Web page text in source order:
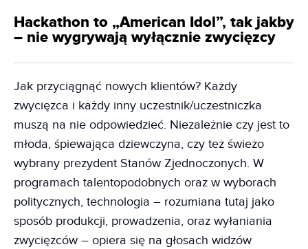
Hackathon to „American Idol”, tak jakby
– nie wygrywają wyłącznie zwycięzcy
Jak przyciągnąć nowych klientów? Każdy
zwycięzca i każdy inny uczestnik/uczestniczka
muszą na nie odpowiedzieć. Niezależnie czy jest to
młoda, śpiewająca dziewczyna, czy też świeżo
wybrany prezydent Stanów Zjednoczonych. W
programach talentopodobnych oraz w wyborach
politycznych, technologia – rozumiana tutaj jako
sposób produkcji, prowadzenia, oraz wyłaniania
zwycięzców – opiera się na głosach widzów